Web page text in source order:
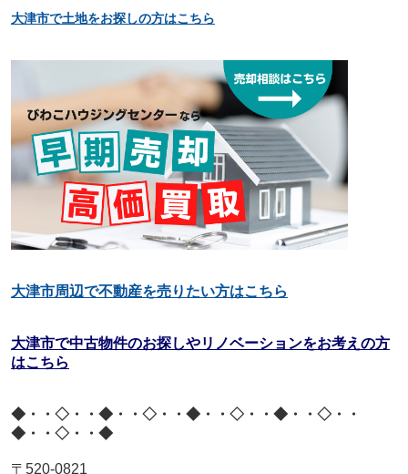
大津市で土地をお探しの方はこちら
大津市周辺で不動産を売りたい方はこちら
大津市で中古物件のお探しやリノベーションをお考えの方
はこちら
◆・・◇・・◆・・◇・・◆・・◇・・◆・・◇・・
◆・・◇・・◆
〒 520-0821